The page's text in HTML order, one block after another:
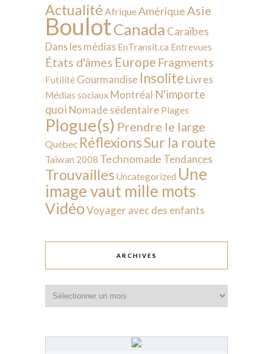
Actualité AfriqueAmérique Asie
BoulotCanada Caraïbes
Dans les médias EnTransit.ca Entrevues
États d'âmes Europe Fragments
Futilité Gourmandise Insolite Livres
Médias sociaux Montréal N'importe
quoi Nomade sédentaire Plages
Plogue(s) Prendre le large
Québec RéflexionsSur la route
Taïwan 2008 Technomade Tendances
Trouvailles Uncategorized Une
image vaut mille mots
VidéoVoyager avec des enfants
ARCHIVES